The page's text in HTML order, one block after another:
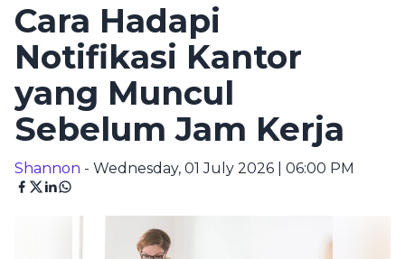
Cara Hadapi
Notifikasi Kantor
yang Muncul
Sebelum Jam Kerja
Shannon - Wednesday, 01 July 2026 | 06:00 PM